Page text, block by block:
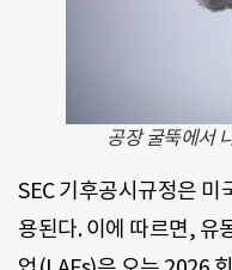
공장 굴뚝에서
SEC 기후공시규정은 미
용된다. 이에 따르면, 유